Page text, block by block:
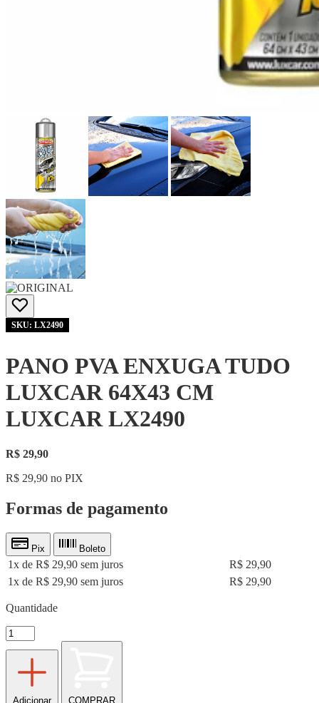
SKU: LX2490
PANO PVA ENXUGA TUDO
LUXCAR 64X43 CM
LUXCAR LX2490
R$ 29,90
R$ 29,90 no PIX
Formas de pagamento
Pix Boleto
1x de R$ 29,90 sem juros
R$ 29,90
1x de R$ 29,90 sem juros
R$ 29,90
Quantidade
Adicionar COMPRAR